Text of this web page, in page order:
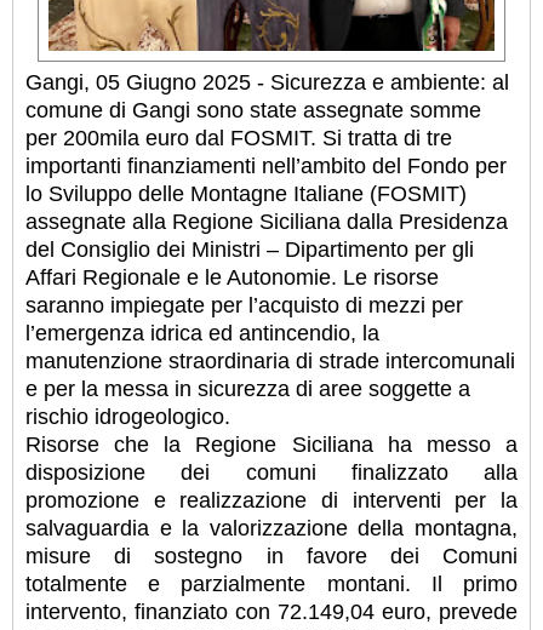
Gangi, 05 Giugno 2025 - Sicurezza e ambiente: al
comune di Gangi sono state assegnate somme
per 200mila euro dal FOSMIT. Si tratta di tre
importanti finanziamenti nell’ambito del Fondo per
lo Sviluppo delle Montagne Italiane (FOSMIT)
assegnate alla Regione Siciliana dalla Presidenza
del Consiglio dei Ministri – Dipartimento per gli
Affari Regionale e le Autonomie. Le risorse
saranno impiegate per l’acquisto di mezzi per
l’emergenza idrica ed antincendio, la
manutenzione straordinaria di strade intercomunali
e per la messa in sicurezza di aree soggette a
rischio idrogeologico.
Risorse che la Regione Siciliana ha messo a
disposizione dei comuni finalizzato alla
promozione e realizzazione di interventi per la
salvaguardia e la valorizzazione della montagna,
misure di sostegno in favore dei Comuni
totalmente e parzialmente montani. Il primo
intervento, finanziato con 72.149,04 euro, prevede